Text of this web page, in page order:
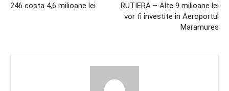
246 costa 4,6 milioane lei
RUTIERA – Alte 9 milioane lei
vor fi investite in Aeroportul
Maramures